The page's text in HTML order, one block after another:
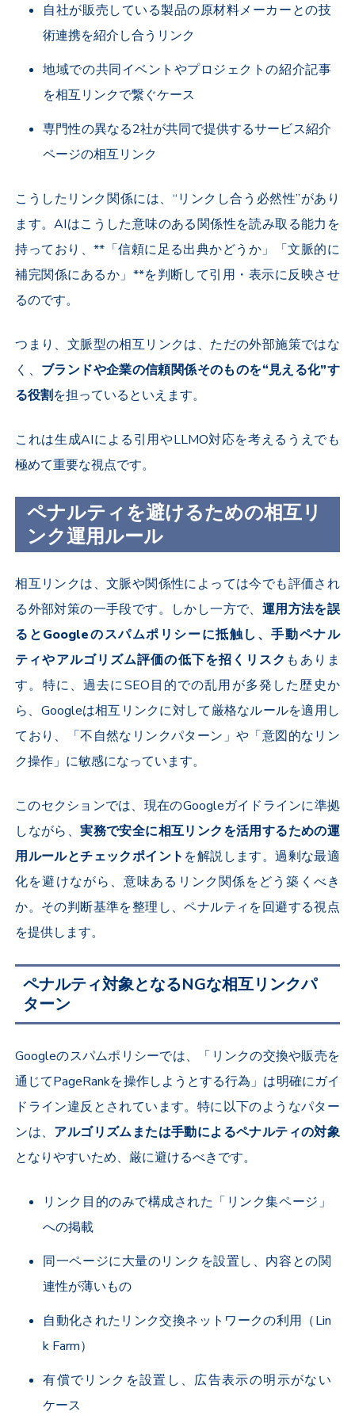
自社が販売している製品の原材料メーカーとの技
術連携を紹介し合うリンク
地域での共同イベントやプロジェクトの紹介記事
を相互リンクで繋ぐケース
専門性の異なる2社が共同で提供するサービス紹介
ページの相互リンク
こうしたリンク関係には、“リンクし合う必然性”があり
ます。AIはこうした意味のある関係性を読み取る能力を
持っており、**「信頼に足る出典かどうか」「文脈的に
補完関係にあるか」**を判断して引用・表示に反映させ
るのです。
つまり、文脈型の相互リンクは、ただの外部施策ではな
く、 ブランドや企業の信頼関係そのものを“見える化”す
る役割を担っているといえます。
これは生成AIによる引用やLLMO対応を考えるうえでも
極めて重要な視点です。
ペナルティを避けるための相互リ
ンク運用ルール
相互リンクは、文脈や関係性によっては今でも評価され
る外部対策の一手段です。しかし一方で、 運用方法を誤
るとGoogleのスパムポリシーに抵触し、手動ペナル
ティやアルゴリズム評価の低下を招くリスク もありま
す。特に、過去にSEO目的での乱用が多発した歴史か
ら、Googleは相互リンクに対して厳格なルールを適用し
ており、「不自然なリンクパターン」や「意図的なリン
ク操作」に敏感になっています。
このセクションでは、現在のGoogleガイドラインに準拠
しながら、実務で安全に相互リンクを活用するための運
用ルールとチェックポイント を解説します。過剰な最適
化を避けながら、意味あるリンク関係をどう築くべき
か。その判断基準を整理し、ペナルティを回避する視点
を提供します。
ペナルティ対象となるNGな相互リンクパ
ターン
Googleのスパムポリシーでは、「リンクの交換や販売を
通じてPageRankを操作しようとする行為」は明確にガイ
ドライン違反とされています。特に以下のようなパター
ンは、 アルゴリズムまたは手動によるペナルティの対象
となりやすいため、厳に避けるべきです。
リンク目的のみで構成された「リンク集ページ」
への掲載
同一ページに大量のリンクを設置し、内容との関
連性が薄いもの
自動化されたリンク交換ネットワークの利用（Lin
k Farm）
有償でリンクを設置し、広告表示の明示がない
ケース